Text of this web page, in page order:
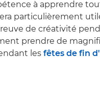
à apprendre
particulièrement
de créativité
prendre de
les fêtes de fin